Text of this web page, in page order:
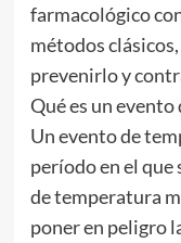
farmacológico
métodos
prevenirlo y
Qué es un
Un evento de
período en el que
de temperatura
poner en peligro